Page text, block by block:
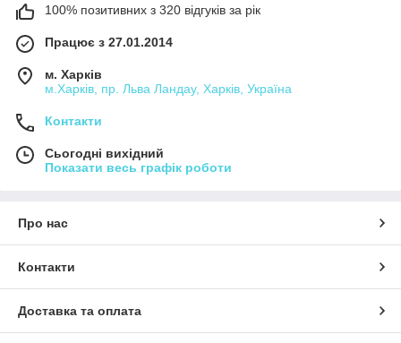
100% позитивних з 320 відгуків за рік
Працює з 27.01.2014
м. Харків
м.Харків, пр. Льва Ландау, Харків, Україна
Контакти
Сьогодні вихідний
Показати весь графік роботи
Про нас
Контакти
Доставка та оплата